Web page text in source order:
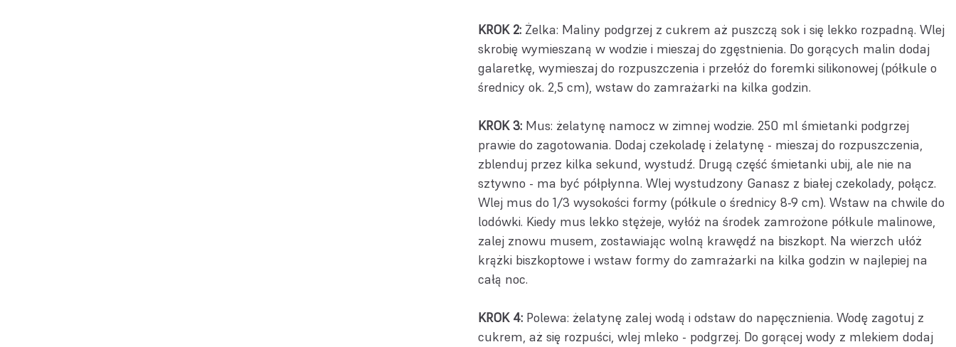
KROK 2: Żelka: Maliny podgrzej z cukrem aż puszczą sok i się lekko rozpadną. Wlej
skrobię wymieszaną w wodzie i mieszaj do zgęstnienia. Do gorących malin dodaj
galaretkę, wymieszaj do rozpuszczenia i przełóż do foremki silikonowej (półkule o
średnicy ok. 2,5 cm), wstaw do zamrażarki na kilka godzin.
KROK 3: Mus: żelatynę namocz w zimnej wodzie. 250 ml śmietanki podgrzej
prawie do zagotowania. Dodaj czekoladę i żelatynę - mieszaj do rozpuszczenia,
zblenduj przez kilka sekund, wystudź. Drugą część śmietanki ubij, ale nie na
sztywno - ma być półpłynna. Wlej wystudzony Ganasz z białej czekolady, połącz.
Wlej mus do 1/3 wysokości formy (półkule o średnicy 8-9 cm). Wstaw na chwile do
lodówki. Kiedy mus lekko stężeje, wyłóż na środek zamrożone półkule malinowe,
zalej znowu musem, zostawiając wolną krawędź na biszkopt. Na wierzch ułóż
krążki biszkoptowe i wstaw formy do zamrażarki na kilka godzin w najlepiej na
całą noc.
KROK 4: Polewa: żelatynę zalej wodą i odstaw do napęcznienia. Wodę zagotuj z
cukrem, aż się rozpuści, wlej mleko - podgrzej. Do gorącej wody z mlekiem dodaj